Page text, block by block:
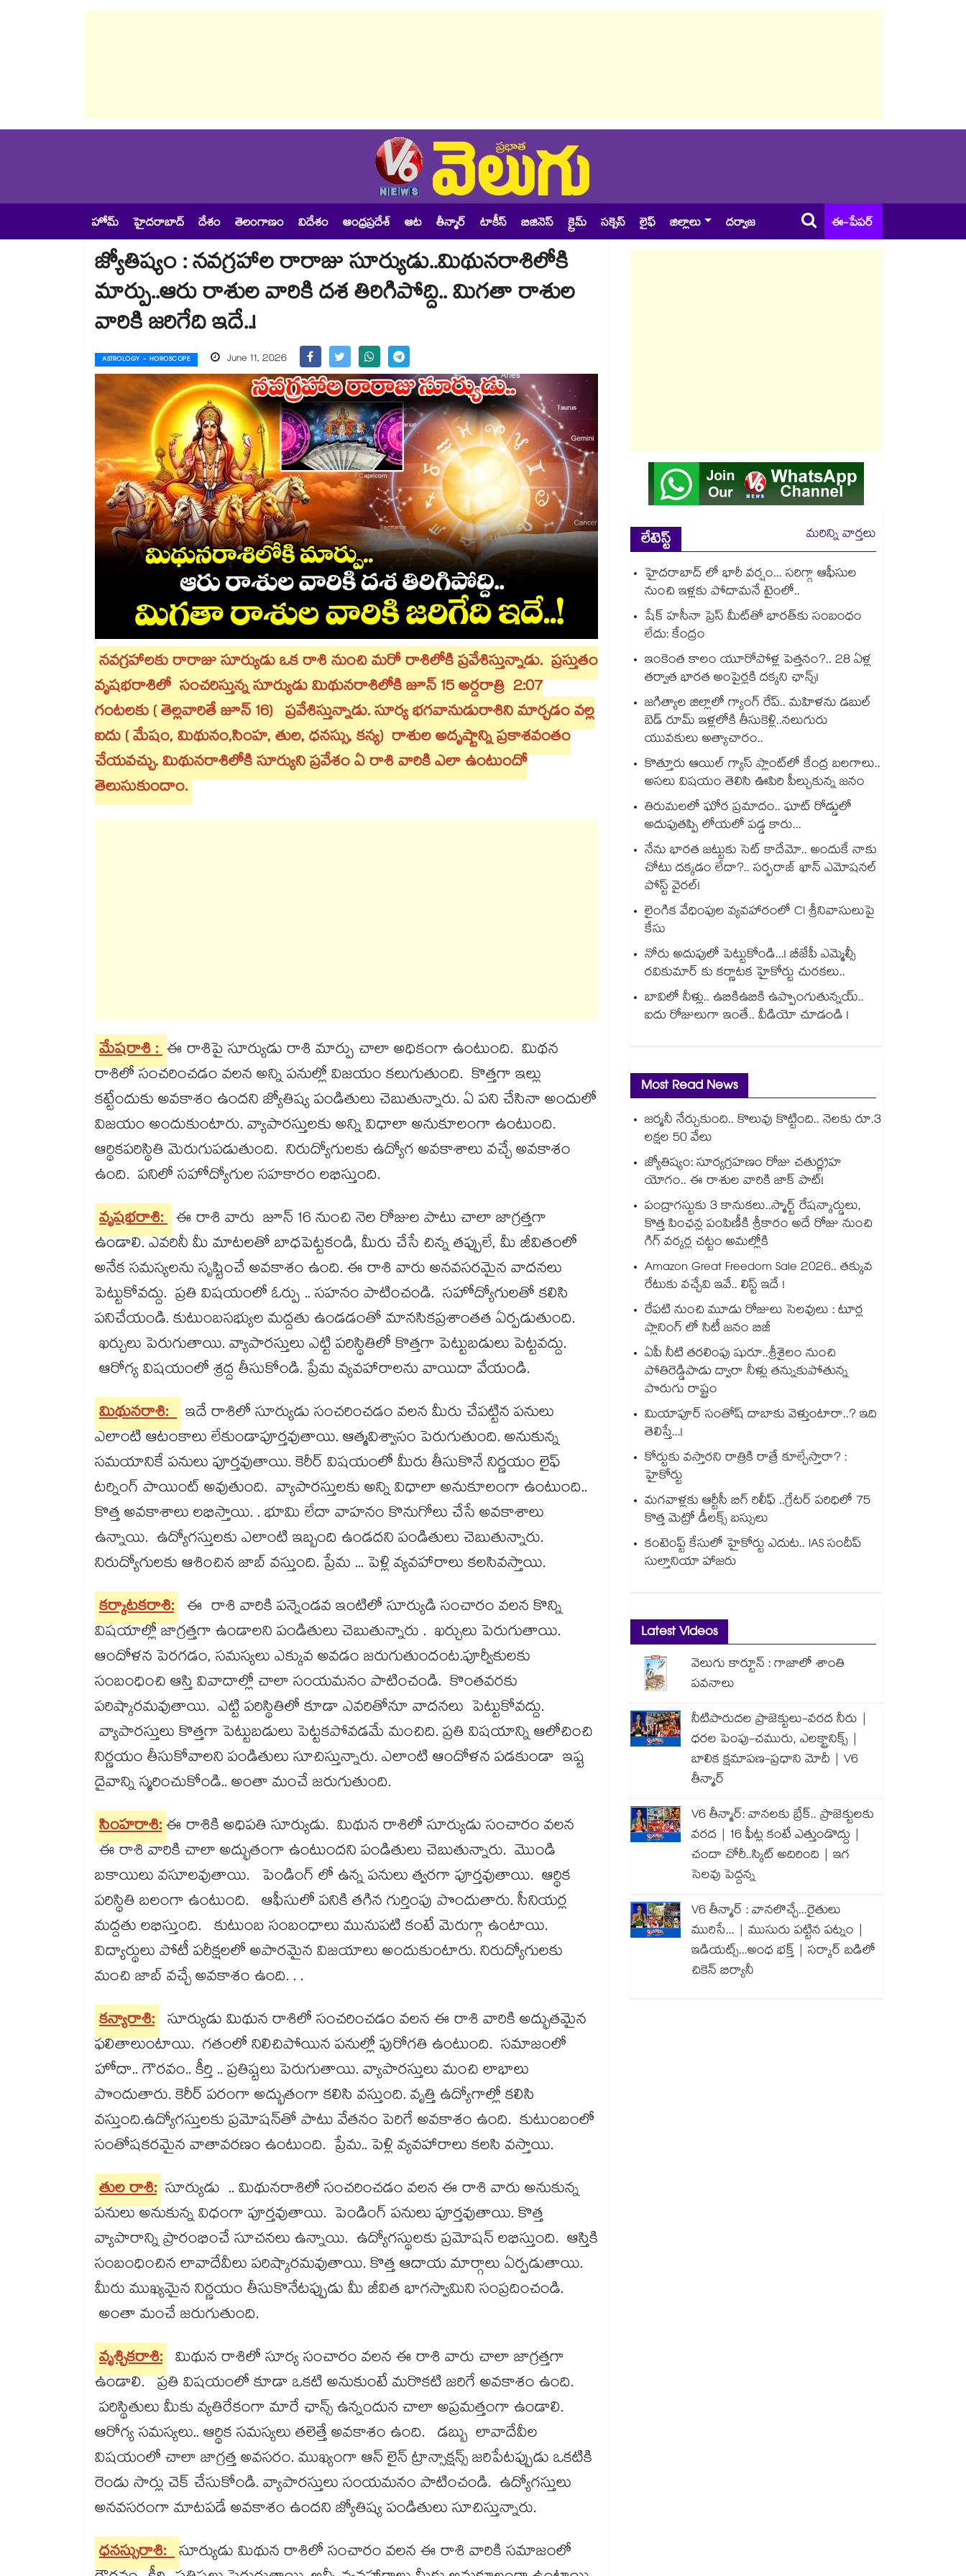
హోమ్ హైదరాబాద్ దేశం తెలంగాణం విదేశం ఆంధ్రప్రదేశ్ ఆట తీన్మార్ టాకీస్ బిజినెస్ క్రైమ్ సక్సెస్ లైఫ్ జిల్లాలు దర్వాజ ఈ-పేపర్
జ్యోతిష్యం : నవగ్రహాల రారాజు సూర్యుడు..మిథునరాశిలోకి
మార్పు..ఆరు రాశుల వారికి దశ తిరిగిపోద్ది.. మిగతా రాశుల
వారికి జరిగేది ఇదే..!
ASTROLOGY - HOROSCOPE June 11, 2026
నవగ్రహాలకు రారాజు సూర్యుడు ఒక రాశి నుంచి మరో రాశిలోకి ప్రవేశిస్తున్నాడు. ప్రస్తుతం
వృషభరాశిలో సంచరిస్తున్న సూర్యుడు మిథునరాశిలోకి జూన్ 15 అర్ధరాత్రి 2:07
గంటలకు ( తెల్లవారితే జూన్​ 16) ప్రవేశిస్తున్నాడు. సూర్య భగవానుడురాశిని మార్చడం వల్ల
ఐదు ( మేషం, మిథునం,సింహ, తుల, ధనస్సు, కన్య) రాశుల అదృష్టాన్ని ప్రకాశవంతం
చేయవచ్చు. మిథునరాశిలోకి సూర్యుని ప్రవేశం ఏ రాశి వారికి ఎలా ఉంటుందో
తెలుసుకుందాం.
మేషరాశి :ఈ రాశిపై సూర్యుడు రాశి మార్పు చాలా అధికంగా ఉంటుంది. మిథన
రాశిలో సంచరించడం వలన అన్ని పనుల్లో విజయం కలుగుతుంది. కొత్తగా ఇల్లు
కట్టేందుకు అవకాశం ఉందని జ్యోతిష్య పండితులు చెబుతున్నారు. ఏ పని చేసినా అందులో
విజయం అందుకుంటారు. వ్యాపారస్తులకు అన్ని విధాలా అనుకూలంగా ఉంటుంది.
ఆర్థికపరిస్థితి మెరుగుపడుతుంది. నిరుద్యోగులకు ఉద్యోగ అవకాశాలు వచ్చే అవకాశం
ఉంది. పనిలో సహోద్యోగుల సహకారం లభిస్తుంది.
వృషభరాశి: ఈ రాశి వారు జూన్​ 16 నుంచి నెల రోజుల పాటు చాలా జాగ్రత్తగా
ఉండాలి. ఎవరినీ మీ మాటలతో బాధపెట్టకండి, మీరు చేసే చిన్న తప్పులే, మీ జీవితంలో
అనేక సమస్యలను సృష్టించే అవకాశం ఉంది. ఈ రాశి వారు అనవసరమైన వాదనలు
పెట్టుకోవద్దు. ప్రతి విషయంలో ఓర్పు .. సహనం పాటించండి. సహోద్యోగులతో కలిసి
పనిచేయండి. కుటుంబసభ్యుల మద్దతు ఉండడంతో మానసికప్రశాంతత ఏర్పడుతుంది.
ఖర్చులు పెరుగుతాయి. వ్యాపారస్తులు ఎట్టి పరిస్థితిలో కొత్తగా పెట్టుబడులు పెట్టవద్దు.
ఆరోగ్య విషయంలో శ్రద్ద తీసుకోండి. ప్రేమ వ్యవహారాలను వాయిదా వేయండి.
మిథునరాశి: ఇదే రాశిలో సూర్యుడు సంచరించడం వలన మీరు చేపట్టిన పనులు
ఎలాంటి ఆటంకాలు లేకుండాపూర్తవుతాయి. ఆత్మవిశ్వాసం పెరుగుతుంది. అనుకున్న
సమయానికే పనులు పూర్తవుతాయి. కెరీర్​ విషయంలో మీరు తీసుకొనే నిర్ణయం లైఫ్​
టర్నింగ్​ పాయింట్​ అవుతుంది. వ్యాపారస్తులకు అన్ని విధాలా అనుకూలంగా ఉంటుంది..
కొత్త అవకాశాలు లభిస్తాయి. . భూమి లేదా వాహనం కొనుగోలు చేసే అవకాశాలు
ఉన్నాయి. ఉద్యోగస్తులకు ఎలాంటి ఇబ్బంది ఉండదని పండితులు చెబుతున్నారు.
నిరుద్యోగులకు ఆశించిన జాబ్​ వస్తుంది. ప్రేమ ... పెళ్లి వ్యవహారాలు కలసివస్తాయి.
కర్కాటకరాశి: ఈ రాశి వారికి పన్నెండవ ఇంటిలో సూర్యుడి సంచారం వలన కొన్ని
విషయాల్లో జాగ్రత్తగా ఉండాలని పండితులు చెబుతున్నారు . ఖర్చులు పెరుగుతాయి.
ఆందోళన పెరగడం, సమస్యలు ఎక్కువ అవడం జరుగుతుందంట.పూర్వీకులకు
సంబంధించి ఆస్తి వివాదాల్లో చాలా సంయమనం పాటించండి. కొంతవరకు
పరిష్కారమవుతాయి. ఎట్టి పరిస్థితిలో కూడా ఎవరితోనూ వాదనలు పెట్టుకోవద్దు.
వ్యాపారస్తులు కొత్తగా పెట్టుబడులు పెట్టకపోవడమే మంచిది. ప్రతి విషయాన్ని ఆలోచించి
నిర్ణయం తీసుకోవాలని పండితులు సూచిస్తున్నారు. ఎలాంటి ఆందోళన పడకుండా ఇష్ట
దైవాన్ని స్మరించుకోండి.. అంతా మంచే జరుగుతుంది.
సింహరాశి:ఈ రాశికి అధిపతి సూర్యుడు. మిథున రాశిలో సూర్యుడు సంచారం వలన
ఈ రాశి వారికి చాలా అద్భుతంగా ఉంటుందని పండితులు చెబుతున్నారు. మొండి
బకాయిలు వసూలవుతాయి. పెండింగ్​ లో ఉన్న పనులు త్వరగా పూర్తవుతాయి. ఆర్థిక
పరిస్థితి బలంగా ఉంటుంది. ఆఫీసులో పనికి తగిన గుర్తింపు పొందుతారు. సీనియర్ల
మద్దతు లభిస్తుంది. కుటుంబ సంబంధాలు మునుపటి కంటే మెరుగ్గా ఉంటాయి.
విద్యార్థులు పోటీ పరీక్షలలో అపారమైన విజయాలు అందుకుంటారు. నిరుద్యోగులకు
మంచి జాబ్​ వచ్చే అవకాశం ఉంది. . .
కన్యారాశి: సూర్యుడు మిథున రాశిలో సంచరించడం వలన ఈ రాశి వారికి అద్భుతమైన
ఫలితాలుంటాయి. గతంలో నిలిచిపోయిన పనుల్లో పురోగతి ఉంటుంది. సమాజంలో
హోదా.. గౌరవం.. కీర్తి .. ప్రతిష్టలు పెరుగుతాయి. వ్యాపారస్తులు మంచి లాభాలు
పొందుతారు. కెరీర్ పరంగా అద్భుతంగా కలిసి వస్తుంది. వృత్తి ఉద్యోగాల్లో కలిసి
వస్తుంది.ఉద్యోగస్తులకు ప్రమోషన్​తో పాటు వేతనం పెరిగే అవకాశం ఉంది. కుటుంబంలో
సంతోషకరమైన వాతావరణం ఉంటుంది. ప్రేమ.. పెళ్లి వ్యవహారాలు కలసి వస్తాయి.
తుల రాశి: సూర్యుడు .. మిథునరాశిలో సంచరించడం వలన ఈ రాశి వారు అనుకున్న
పనులు అనుకున్న విధంగా పూర్తవుతాయి. పెండింగ్ పనులు పూర్తవుతాయి. కొత్త
వ్యాపారాన్ని ప్రారంభించే సూచనలు ఉన్నాయి. ఉద్యోగస్థులకు ప్రమోషన్​ లభిస్తుంది. ఆస్తికి
సంబంధించిన లావాదేవీలు పరిష్కారమవుతాయి. కొత్త ఆదాయ మార్గాలు ఏర్పడుతాయి.
మీరు ముఖ్యమైన నిర్ణయం తీసుకొనేటప్పుడు మీ జీవిత భాగస్వామిని సంప్రదించండి.
అంతా మంచే జరుగుతుంది.
వృశ్చికరాశి: మిథున రాశిలో సూర్య సంచారం వలన ఈ రాశి వారు చాలా జాగ్రత్తగా
ఉండాలి. ప్రతి విషయంలో కూడా ఒకటి అనుకుంటే మరొకటి జరిగే అవకాశం ఉంది.
పరిస్థితులు మీకు వ్యతిరేకంగా మారే ఛాన్స్​ ఉన్నందున చాలా అప్రమత్తంగా ఉండాలి.
ఆరోగ్య సమస్యలు.. ఆర్థిక సమస్యలు తలెత్తే అవకాశం ఉంది. డబ్బు లావాదేవీల
విషయంలో చాలా జాగ్రత్త అవసరం. ముఖ్యంగా ఆన్​ లైన్​ ట్రాన్సాక్షన్స్​ జరిపేటప్పుడు ఒకటికి
రెండు సార్లు చెక్​ చేసుకోండి. వ్యాపారస్తులు సంయమనం పాటించండి. ఉద్యోగస్తులు
అనవసరంగా మాటపడే అవకాశం ఉందని జ్యోతిష్య పండితులు సూచిస్తున్నారు.
ధనస్సురాశి:సూర్యుడు మిథున రాశిలో సంచారం వలన ఈ రాశి వారికి సమాజంలో
లేటెస్ట్
మరిన్ని వార్తలు
హైదరాబాద్ లో భారీ వర్షం... సరిగ్గా ఆఫీసుల
నుంచి ఇళ్లకు పోదామనే టైంలో..
షేక్ హసీనా ప్రెస్ మీట్‎తో భారత్‎కు సంబంధం
లేదు: కేంద్రం
ఇంకెంత కాలం యూరోపోళ్ల పెత్తనం?.. 28 ఏళ్ల
తర్వాత భారత అంపైర్లకి దక్కని ఛాన్స్!
జగిత్యాల జిల్లాలో గ్యాంగ్ రేప్.. మహిళను డబుల్
బెడ్ రూమ్ ఇళ్లలోకి తీసుకెళ్లి..నలుగురు
యువకులు అత్యాచారం..
కొత్తూరు ఆయిల్ గ్యాస్⁪ ప్లాంట్⁫లో కేంద్ర బలగాలు..
అసలు విషయం తెలిసి ఊపిరి పీల్చుకున్న జనం
తిరుమలలో ఘోర ప్రమాదం.. ఘాట్ రోడ్డులో
అదుపుతప్పి లోయలో పడ్డ కారు...
నేను భారత జట్టుకు సెట్ కాదేమో.. అందుకే నాకు
చోటు దక్కడం లేదా?.. సర్ఫరాజ్ ఖాన్ ఎమోషనల్
పోస్ట్ వైరల్!
లైంగిక వేధింపుల వ్యవహారంలో CI శ్రీనివాసులుపై
కేసు
నోరు అదుపులో పెట్టుకోండి...! బీజేపీ ఎమ్మెల్సీ
రవికుమార్ కు కర్ణాటక హైకోర్టు చురకలు..
బావిలో నీళ్లు.. ఉబికిఉబికి ఉప్పొంగుతున్నయ్..
ఐదు రోజులుగా ఇంతే.. వీడియో చూడండి !
Most Read News
జర్మనీ నేర్చుకుంది.. కొలువు కొట్టింది.. నెలకు రూ.3
లక్షల 50 వేలు
జ్యోతిష్యం: సూర్యగ్రహణం రోజు చతుర్గ్రహ
యోగం.. ఈ రాశుల వారికి జాక్ పాట్!
పంద్రాగస్టుకు 3 కానుకలు..స్మార్ట్ రేషన్కార్డులు,
కొత్త పింఛన్ల పంపిణీకి శ్రీకారం అదే రోజు నుంచి
గిగ్ వర్కర్ల చట్టం అమల్లోకి
Amazon Great Freedom Sale 2026.. తక్కువ
రేటుకు వచ్చేవి ఇవే.. లిస్ట్ ఇదే !
రేపటి నుంచి మూడు రోజులు సెలవులు : టూర్ల
ప్లానింగ్ లో సిటీ జనం బిజీ
ఏపీ నీటి తరలింపు షురూ..శ్రీశైలం నుంచి
పోతిరెడ్డిపాడు ద్వారా నీళ్లు తన్నుకుపోతున్న
పొరుగు రాష్ట్రం
మియాపూర్ సంతోష్ దాబాకు వెళ్తుంటారా..? ఇది
తెలిస్తే...!
కోర్టుకు వస్తారని రాత్రికి రాత్రే కూల్చేస్తారా? :
హైకోర్టు
మగవాళ్లకు ఆర్టీసీ బిగ్ రిలీఫ్ ..గ్రేటర్ పరిధిలో 75
కొత్త మెట్రో డీలక్స్ బస్సులు
కంటెంప్ట్ కేసులో హైకోర్టు ఎదుట.. IAS సందీప్
సుల్తానియా హాజరు
Latest Videos
వెలుగు కార్టూన్ : గాజాలో శాంతి
పవనాలు
నీటిపారుదల ప్రాజెక్టులు-వరద నీరు |
ధరల పెంపు-చమురు, ఎలక్ట్రానిక్స్ |
బాలిక క్షమాపణ-ప్రధాని మోదీ | V6
తీన్మార్
V6 తీన్మార్: వానలకు బ్రేక్.. ప్రాజెక్టులకు
వరద | 16 ఫీట్ల కంటే ఎత్తుండొద్దు |
చందా చోరీ..స్కిట్ అదిరింది | ఇగ
సెలవు పెద్దన్న
V6 తీన్మార్ : వానలొచ్చే...రైతులు
మురిసే... | ముసురు పట్టిన పట్నం |
ఇడియట్స్...అంధ భక్త్ | సర్కార్ బడిలో
చికెన్ బిర్యానీ